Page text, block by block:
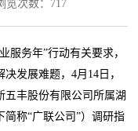
览次数：717
服务年”行动有关要求，
发展难题，4月14日，
五丰股份有限公司所属湖
称“广联公司”）调研指